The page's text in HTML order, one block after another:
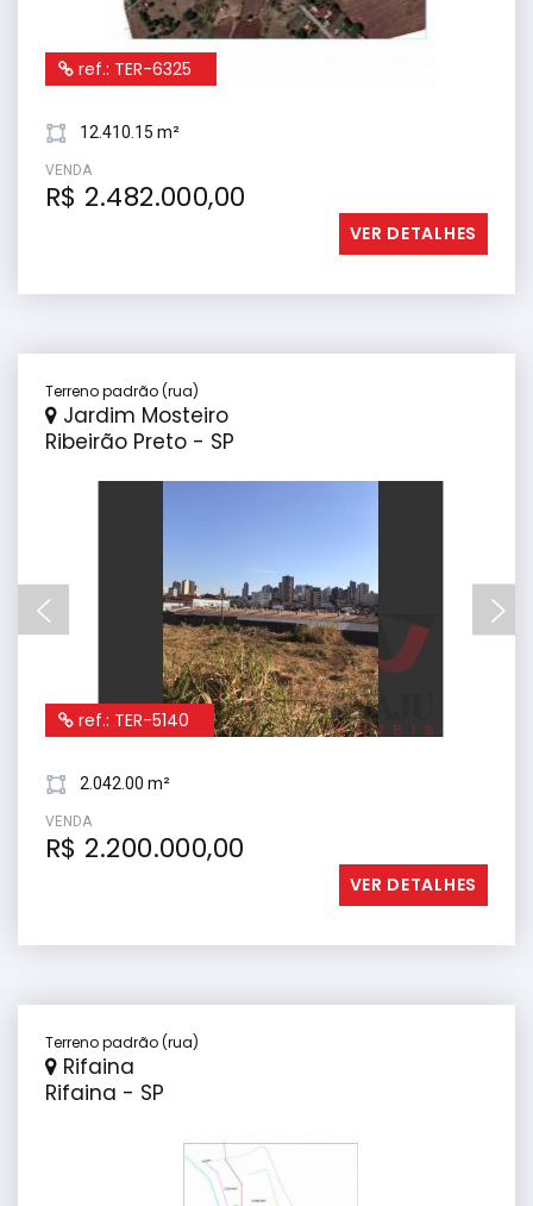
ref.: TER-6325
12.410.15 m²
VENDA
R$ 2.482.000,00
VER DETALHES
Terreno padrão (rua)
Jardim Mosteiro
Ribeirão Preto - SP
ref.: TER-5140
2.042.00 m²
VENDA
R$ 2.200.000,00
VER DETALHES
Terreno padrão (rua)
Rifaina
Rifaina - SP